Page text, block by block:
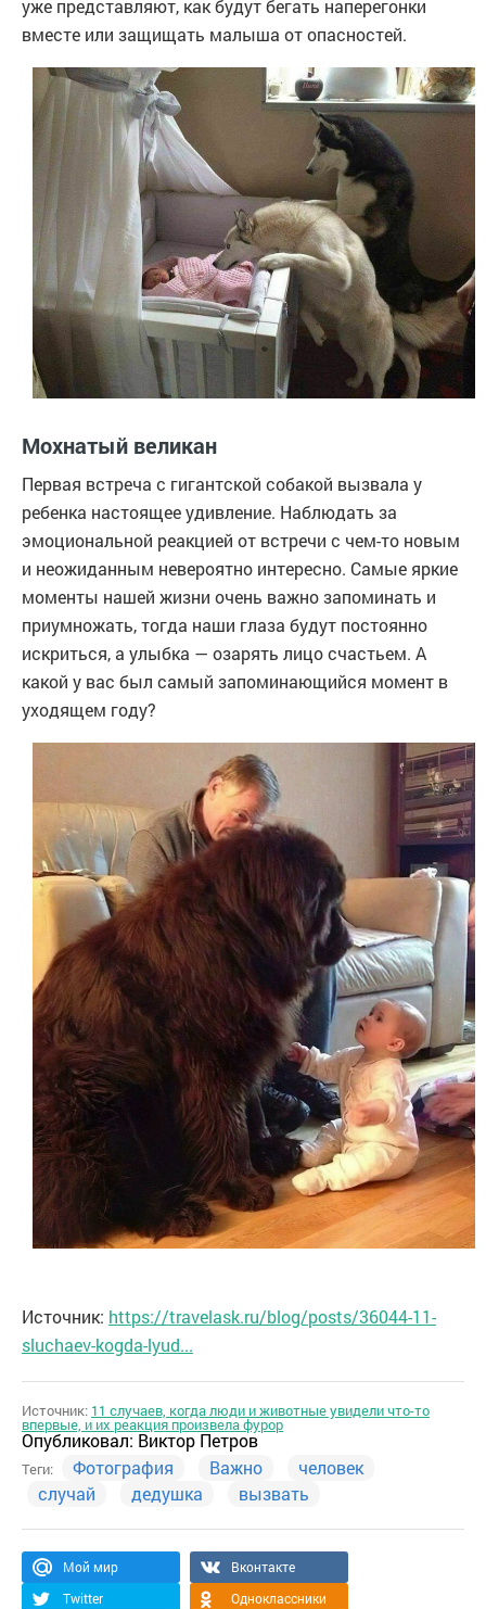
уже представляют, как будут бегать наперегонки
вместе или защищать малыша от опасностей.
Мохнатый великан
Первая встреча с гигантской собакой вызвала у
ребенка настоящее удивление. Наблюдать за
эмоциональной реакцией от встречи с чем-то новым
и неожиданным невероятно интересно. Самые яркие
моменты нашей жизни очень важно запоминать и
приумножать, тогда наши глаза будут постоянно
искриться, а улыбка — озарять лицо счастьем. А
какой у вас был самый запоминающийся момент в
уходящем году?
Источник: https://travelask.ru/blog/posts/36044-11-
sluchaev-kogda-lyud...
Источник: 11 случаев, когда люди и животные увидели что-то
впервые, и их реакция произвела фурор
Опубликовал: Виктор Петров
Теги: Фотография Важно
человек
случай
дедушка вызвать
Мой мир
Вконтакте
Twitter
Одноклассники